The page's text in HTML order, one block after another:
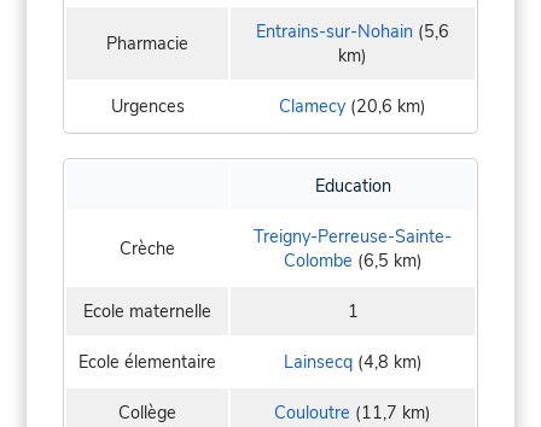
Pharmacie Entrains-sur-Nohain (5,6
km)
Urgences Clamecy (20,6 km)
Education
Crèche
Treigny-Perreuse-Sainte-
Colombe (6,5 km)
Ecole maternelle 1
Ecole élementaire Lainsecq(4,8 km)
Collège Couloutre (11,7 km)